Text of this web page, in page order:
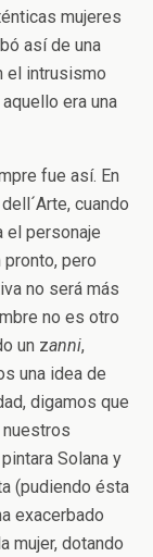
mujeres
así de una
el intrusismo
era una
fue así. En
cuando
el personaje
pero
no será más
no es otro
un zanni,
una idea de
digamos que
Solana y
(pudiendo ésta
exacerbado
mujer, dotando